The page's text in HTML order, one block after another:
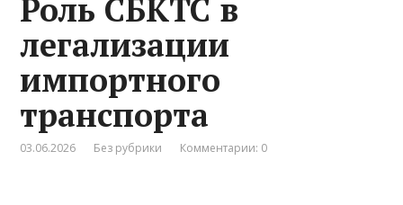
Роль СБКТС в
легализации
импортного
транспорта
03.06.2026 Без рубрики Комментарии: 0